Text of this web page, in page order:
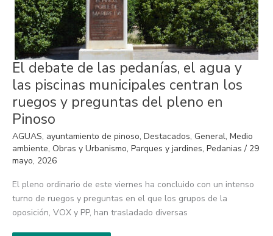
El debate de las pedanías, el agua y
las piscinas municipales centran los
ruegos y preguntas del pleno en
Pinoso
AGUAS, ayuntamiento de pinoso, Destacados, General, Medio
ambiente, Obras y Urbanismo, Parques y jardines, Pedanias / 29
mayo, 2026
El pleno ordinario de este viernes ha concluido con un intenso
turno de ruegos y preguntas en el que los grupos de la
oposición, VOX y PP, han trasladado diversas
El
debate
de
las
pedanías,
el
agua
y
las
piscinas
municipales
centran
los
y
preguntas
del
pleno
en